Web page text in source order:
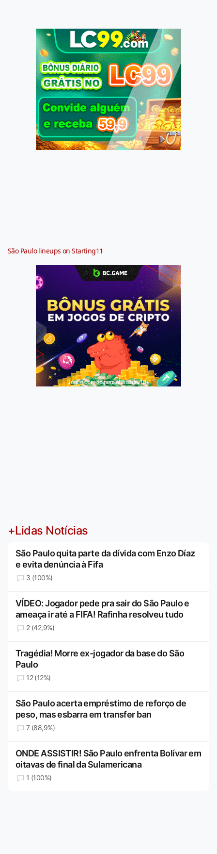
São Paulo lineups on Starting11
Jogue com responsabilidade. 18+
+Lidas Notícias
São Paulo quita parte da dívida com Enzo Díaz
e evita denúncia à Fifa
3 (100%)
VÍDEO: Jogador pede pra sair do São Paulo e
ameaça ir até a FIFA! Rafinha resolveu tudo
2 (42,9%)
Tragédia! Morre ex-jogador da base do São
Paulo
12 (12%)
São Paulo acerta empréstimo de reforço de
peso, mas esbarra em transfer ban
7 (88,9%)
ONDE ASSISTIR! São Paulo enfrenta Bolívar em
oitavas de final da Sulamericana
1 (100%)